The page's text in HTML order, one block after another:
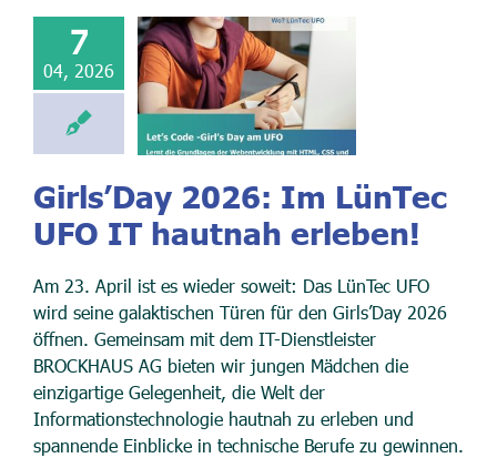
7
04, 2026
Girls’Day 2026: Im LünTec
UFO IT hautnah erleben!
Am 23. April ist es wieder soweit: Das LünTec UFO
wird seine galaktischen Türen für den Girls’Day 2026
öffnen. Gemeinsam mit dem IT-Dienstleister
BROCKHAUS AG bieten wir jungen Mädchen die
einzigartige Gelegenheit, die Welt der
Informationstechnologie hautnah zu erleben und
spannende Einblicke in technische Berufe zu gewinnen.